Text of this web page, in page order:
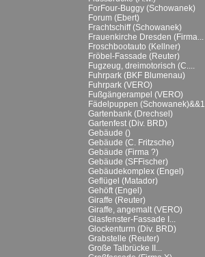
ForFour-Buggy (Schowanek)
Forum (Ebert)
Frachtschiff (Schowanek)
Frauenkirche Dresden (Firma...
Froschbootauto (Kellner)
Fröbel-Fassade (Reuter)
Fugzeug, dreimotorisch (C....
Fuhrpark (BKF Blumenau)
Fuhrpark (VERO)
Fußgängerampel (VERO)
Fädelpuppen (Schowanek)&&1
Gartenbank (Drechsel)
Gartenfest (Div. BRD)
Gebäude ()
Gebäude (C. Fritzsche)
Gebäude (Firma ?)
Gebäude (SFFischer)
Gebäudekomplex (Engel)
Geflügel (Matador)
Gehöft (Engel)
Giraffe (Reuter)
Giraffe, angemalt (VERO)
Glasfenster-Fassade I...
Glockenturm (Div. BRD)
Grabstelle (Reuter)
Große Talbrücke II...